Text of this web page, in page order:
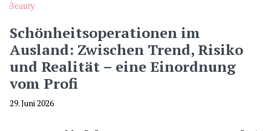
Beauty
Schönheitsoperationen im
Ausland: Zwischen Trend, Risiko
und Realität – eine Einordnung
vom Profi
29. Juni 2026